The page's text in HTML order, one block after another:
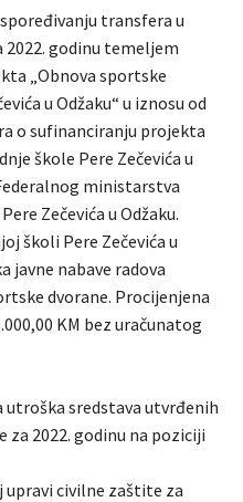
transfera u
2022. godinu temeljem
„Obnova sportske
u Odžaku“ u iznosu od
o sufinanciranju projekta
škole Pere Zečevića u
ministarstva
Zečevića u Odžaku.
školi Pere Zečevića u
javne nabave radova
dvorane. Procijenjena
KM bez uračunatog
utroška sredstava utvrđenih
za 2022. godinu na poziciji
upravi civilne zaštite za